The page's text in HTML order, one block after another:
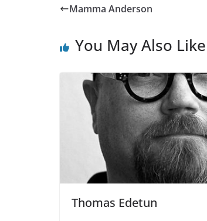
Mamma Anderson
You May Also Like
Thomas Edetun